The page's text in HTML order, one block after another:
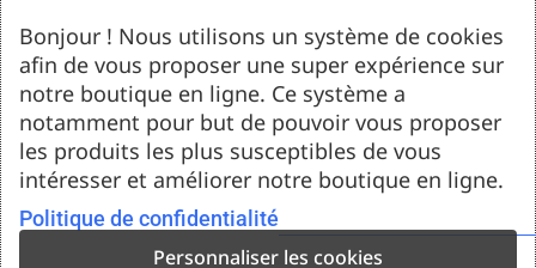
Contact
Tel : 05.55.75.03.00
Email : contact@bozar-passion.com
Bozar Passion SARL
1 allée Louis Breguet
87220 Feytiat
Ressources d'artistes
Le blog
Club Bozar Passion
Méthodes de paiement acceptées
Bonjour ! Nous utilisons un système de cookies
afin de vous proposer une super expérience sur
notre boutique en ligne. Ce système a
notamment pour but de pouvoir vous proposer
les produits les plus susceptibles de vous
intéresser et améliorer notre boutique en ligne.
Politique de confidentialité
Personnaliser les cookies